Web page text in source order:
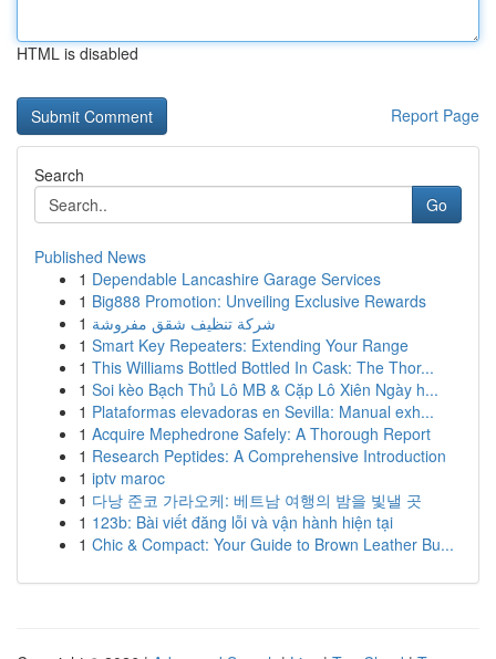
HTML is disabled
Report Page
Search
Go
Published News
1 Dependable Lancashire Garage Services
1 Big888 Promotion: Unveiling Exclusive Rewards
1 شركة تنظيف شقق مفروشة
1 Smart Key Repeaters: Extending Your Range
1 This Williams Bottled Bottled In Cask: The Thor...
1 Soi kèo Bạch Thủ Lô MB & Cặp Lô Xiên Ngày h...
1 Plataformas elevadoras en Sevilla: Manual exh...
1 Acquire Mephedrone Safely: A Thorough Report
1 Research Peptides: A Comprehensive Introduction
1 iptv maroc
1 다낭 준코 가라오케: 베트남 여행의 밤을 빛낼 곳
1 123b: Bài viết đăng lỗi và vận hành hiện tại
1 Chic & Compact: Your Guide to Brown Leather Bu...